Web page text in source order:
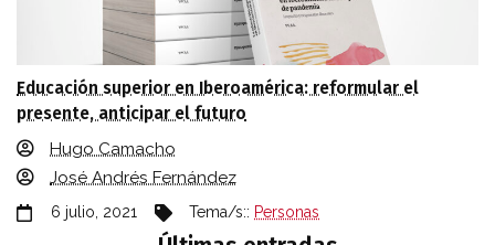
Educación superior en Iberoamérica: reformular el
presente, anticipar el futuro
Hugo Camacho
José Andrés Fernández
6 julio, 2021 Tema/s:: Personas